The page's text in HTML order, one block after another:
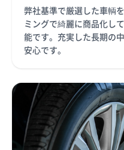
弊社基準で厳選した車輌
ミングで綺麗に商品化し
能です。充実した長期の
安心です。